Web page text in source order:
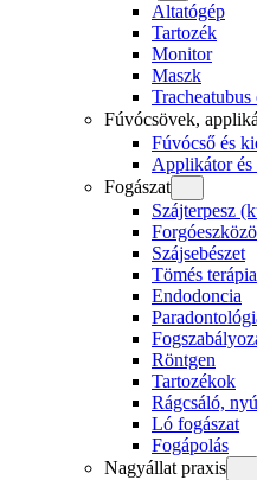
Altatógép
Tartozék
Monitor
Maszk
Tracheatubus
Fúvócsövek,
Fúvócső és
Applikátor és
Fogászat
Szájterpesz
Szájsebészet
Tömés terápia
Endodoncia
Röntgen
Tartozékok
Rágcsáló,
Ló fogászat
Fogápolás
Nagyállat praxis